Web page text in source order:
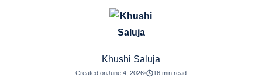
Khushi Saluja
Created onJune 4, 2026 16 min read